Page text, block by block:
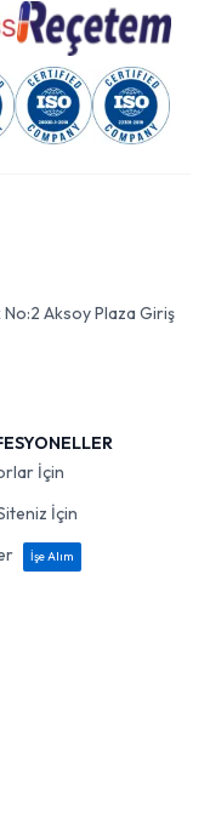
No:2 Aksoy Plaza Giriş
İçin
İçin
İşe Alım